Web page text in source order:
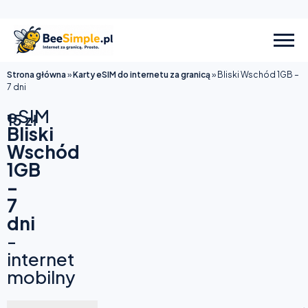
Strona główna»Karty eSIM do internetu za granicą» Bliski Wschód 1GB –
7 dni
eSIM
Bliski
Wschód
1GB
–
7
dni
-
internet
mobilny
15zł